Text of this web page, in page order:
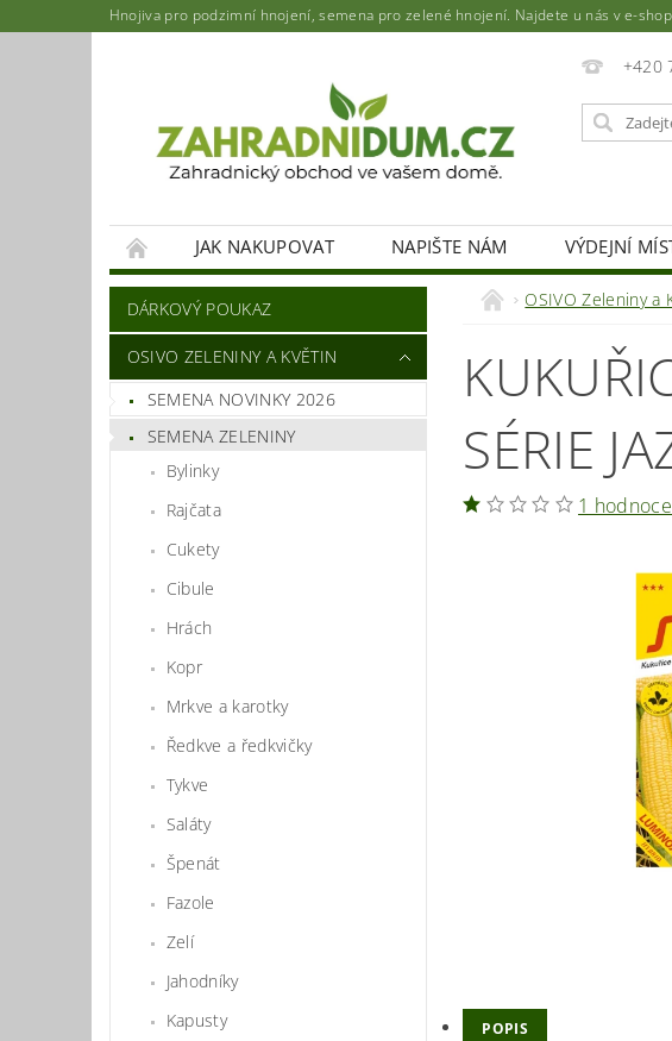
Hnojiva pro podzimní hnojení, semena pro zelené hnojení. Najdete u nás v e-
+420
JAK NAKUPOVAT NAPIŠTE NÁM VÝDEJNÍ
DÁRKOVÝ POUKAZ
OSIVO ZELENINY A KVĚTIN
SEMENA NOVINKY 2026
SEMENA ZELENINY
Bylinky
Rajčata
Cukety
Cibule
Hrách
Kopr
Mrkve a karotky
Ředkve a ředkvičky
Tykve
Saláty
Špenát
Fazole
Zelí
Jahodníky
Kapusty
OSIVO Zeleniny a
SÉRIE
1
POPIS